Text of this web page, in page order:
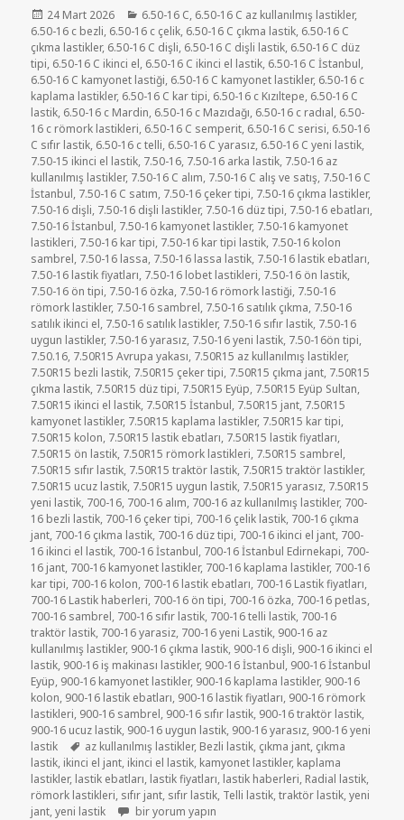
Yayın
tarihi
24 Mart 2026 Kategoriler
6.50-16 C, 6.50-16 C az kullanılmış lastikler,
6.50-16 c bezli, 6.50-16 c çelik, 6.50-16 C çıkma lastik, 6.50-16 C
çıkma lastikler, 6.50-16 C dişli, 6.50-16 C dişli lastik, 6.50-16 C düz
tipi, 6.50-16 C ikinci el, 6.50-16 C ikinci el lastik, 6.50-16 C İstanbul,
6.50-16 C kamyonet lastiği, 6.50-16 C kamyonet lastikler, 6.50-16 c
kaplama lastikler, 6.50-16 C kar tipi, 6.50-16 c Kızıltepe, 6.50-16 C
lastik, 6.50-16 c Mardin, 6.50-16 c Mazıdağı, 6.50-16 c radıal, 6.50-
16 c römork lastikleri, 6.50-16 C semperit, 6.50-16 C serisi, 6.50-16
C sıfır lastik, 6.50-16 c telli, 6.50-16 C yarasız, 6.50-16 C yeni lastik,
7.50-15 ikinci el lastik, 7.50-16, 7.50-16 arka lastik, 7.50-16 az
kullanılmış lastikler, 7.50-16 C alım, 7.50-16 C alış ve satış, 7.50-16 C
İstanbul, 7.50-16 C satım, 7.50-16 çeker tipi, 7.50-16 çıkma lastikler,
7.50-16 dişli, 7.50-16 dişli lastikler, 7.50-16 düz tipi, 7.50-16 ebatları,
7.50-16 İstanbul, 7.50-16 kamyonet lastikler, 7.50-16 kamyonet
lastikleri, 7.50-16 kar tipi, 7.50-16 kar tipi lastik, 7.50-16 kolon
sambrel, 7.50-16 lassa, 7.50-16 lassa lastik, 7.50-16 lastik ebatları,
7.50-16 lastik fiyatları, 7.50-16 lobet lastikleri, 7.50-16 ön lastik,
7.50-16 ön tipi, 7.50-16 özka, 7.50-16 römork lastiği, 7.50-16
römork lastikler, 7.50-16 sambrel, 7.50-16 satılık çıkma, 7.50-16
satılık ikinci el, 7.50-16 satılık lastikler, 7.50-16 sıfır lastik, 7.50-16
uygun lastikler, 7.50-16 yarasız, 7.50-16 yeni lastik, 7.50-16ön tipi,
7.50.16, 7.50R15 Avrupa yakası, 7.50R15 az kullanılmış lastikler,
7.50R15 bezli lastik, 7.50R15 çeker tipi, 7.50R15 çıkma jant, 7.50R15
çıkma lastik, 7.50R15 düz tipi, 7.50R15 Eyüp, 7.50R15 Eyüp Sultan,
7.50R15 ikinci el lastik, 7.50R15 İstanbul, 7.50R15 jant, 7.50R15
kamyonet lastikler, 7.50R15 kaplama lastikler, 7.50R15 kar tipi,
7.50R15 kolon, 7.50R15 lastik ebatları, 7.50R15 lastik fiyatları,
7.50R15 ön lastik, 7.50R15 römork lastikleri, 7.50R15 sambrel,
7.50R15 sıfır lastik, 7.50R15 traktör lastik, 7.50R15 traktör lastikler,
7.50R15 ucuz lastik, 7.50R15 uygun lastik, 7.50R15 yarasız, 7.50R15
yeni lastik, 700-16, 700-16 alım, 700-16 az kullanılmış lastikler, 700-
16 bezli lastik, 700-16 çeker tipi, 700-16 çelik lastik, 700-16 çıkma
jant, 700-16 çıkma lastik, 700-16 düz tipi, 700-16 ikinci el jant, 700-
16 ikinci el lastik, 700-16 İstanbul, 700-16 İstanbul Edirnekapi, 700-
16 jant, 700-16 kamyonet lastikler, 700-16 kaplama lastikler, 700-16
kar tipi, 700-16 kolon, 700-16 lastik ebatları, 700-16 Lastik fiyatları,
700-16 Lastik haberleri, 700-16 ön tipi, 700-16 özka, 700-16 petlas,
700-16 sambrel, 700-16 sıfır lastik, 700-16 telli lastik, 700-16
traktör lastik, 700-16 yarasiz, 700-16 yeni Lastik, 900-16 az
kullanılmış lastikler, 900-16 çıkma lastik, 900-16 dişli, 900-16 ikinci el
lastik, 900-16 iş makinası lastikler, 900-16 İstanbul, 900-16 İstanbul
Eyüp, 900-16 kamyonet lastikler, 900-16 kaplama lastikler, 900-16
kolon, 900-16 lastik ebatları, 900-16 lastik fiyatları, 900-16 römork
lastikleri, 900-16 sambrel, 900-16 sıfır lastik, 900-16 traktör lastik,
900-16 ucuz lastik, 900-16 uygun lastik, 900-16 yarasız, 900-16 yeni
lastik
Etiketler
az kullanılmış lastikler, Bezli lastik, çıkma jant, çıkma
lastik, ikinci el jant, ikinci el lastik, kamyonet lastikler, kaplama
lastikler, lastik ebatları, lastik fiyatları, lastik haberleri, Radial lastik,
römork lastikleri, sıfır jant, sıfır lastik, Telli lastik,traktör lastik,yeni
jant,yeni lastik 7-50-16 C AZ KULLANILMIŞ KAMYONET LASTİKLER
bir yorum yapın